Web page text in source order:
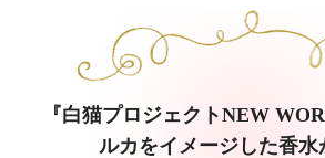
『白猫プロジェクトNEW
ルカをイメージした香水